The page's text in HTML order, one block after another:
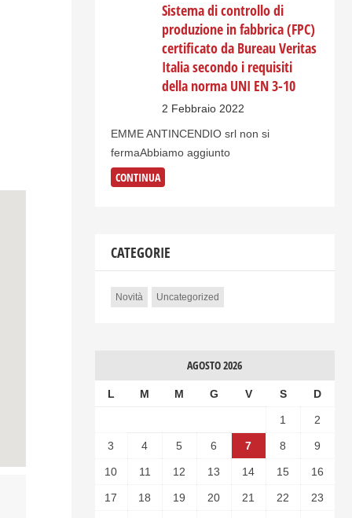
Sistema di controllo di
produzione in fabbrica (FPC)
certificato da Bureau Veritas
Italia secondo i requisiti
della norma UNI EN 3-10
2 Febbraio 2022
EMME ANTINCENDIO srl non si
fermaAbbiamo aggiunto
CONTINUA
CATEGORIE
Novità Uncategorized
AGOSTO 2026
L M M G V S D
1 2
3 4 5 6 7 8 9
10 11 12 13 14 15 16
17 18 19 20 21 22 23